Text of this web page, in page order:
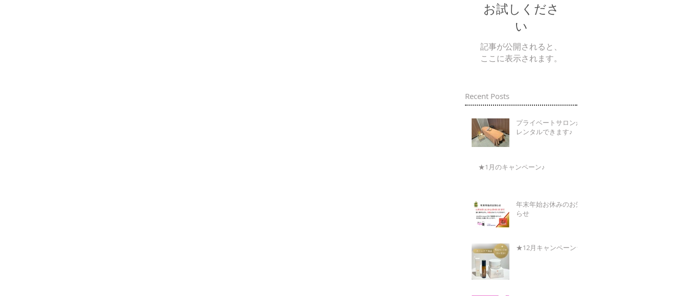
お試しくださ
い
記事が公開されると、
ここに表示されます。
Recent Posts
プライベートサロンが
レンタルできます♪
★1月のキャンペーン♪
年末年始お休みのお知
らせ
★12月キャンペーン★